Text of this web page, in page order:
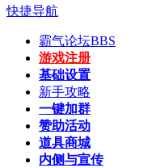
快捷导航
霸气论坛BBS
游戏注册
基础设置
新手攻略
一键加群
赞助活动
道具商城
内侧与宣传